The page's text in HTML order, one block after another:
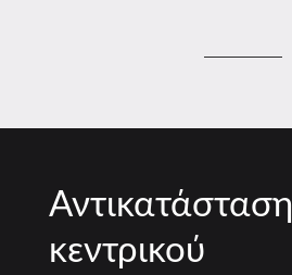
Αντικατάσταση
κεντρικού